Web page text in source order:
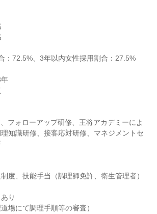
フォローアップ研修、王将アカデミーによ
知識研修、接客応対研修、マネジメントセ
り